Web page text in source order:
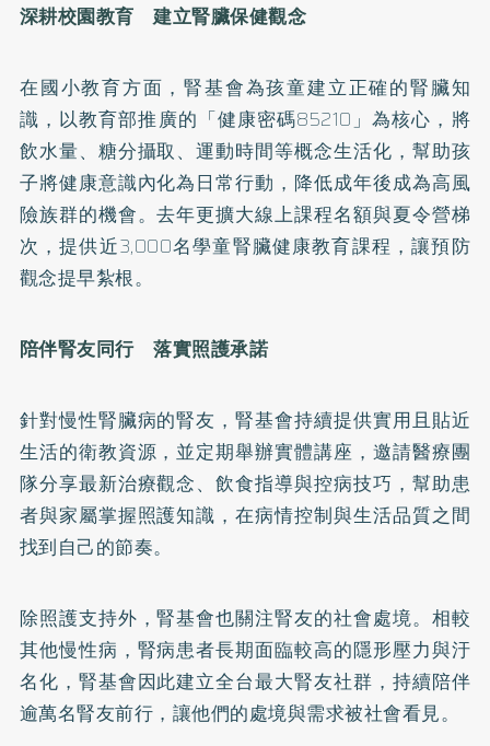
深耕校園教育 建立腎臟保健觀念
在國小教育方面，腎基會為孩童建立正確的腎臟知
識，以教育部推廣的「健康密碼85210」為核心，將
飲水量、糖分攝取、運動時間等概念生活化，幫助孩
子將健康意識內化為日常行動，降低成年後成為高風
險族群的機會。去年更擴大線上課程名額與夏令營梯
次，提供近3,000名學童腎臟健康教育課程，讓預防
觀念提早紮根。
陪伴腎友同行 落實照護承諾
針對慢性腎臟病的腎友，腎基會持續提供實用且貼近
生活的衛教資源，並定期舉辦實體講座，邀請醫療團
隊分享最新治療觀念、飲食指導與控病技巧，幫助患
者與家屬掌握照護知識，在病情控制與生活品質之間
找到自己的節奏。
除照護支持外，腎基會也關注腎友的社會處境。相較
其他慢性病，腎病患者長期面臨較高的隱形壓力與汙
名化，腎基會因此建立全台最大腎友社群，持續陪伴
逾萬名腎友前行，讓他們的處境與需求被社會看見。